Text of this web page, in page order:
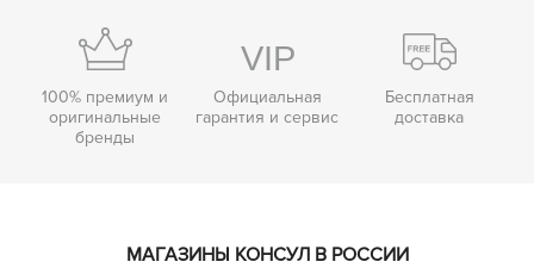
100% премиум и
оригинальные
бренды
Официальная
гарантия и сервис
Бесплатная
доставка
МАГАЗИНЫ КОНСУЛ В РОССИИ